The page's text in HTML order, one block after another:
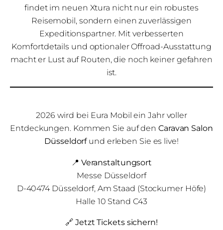
findet im neuen Xtura nicht nur ein robustes
Reisemobil, sondern einen zuverlässigen
Expeditionspartner. Mit verbesserten
Komfortdetails und optionaler Offroad-Ausstattung
macht er Lust auf Routen, die noch keiner gefahren
ist.
2026 wird bei Eura Mobil ein Jahr voller
Entdeckungen. Kommen Sie auf den Caravan Salon
Düsseldorfund erleben Sie es live!
📍 Veranstaltungsort
Messe Düsseldorf
D-40474 Düsseldorf, Am Staad (Stockumer Höfe)
Halle 10 Stand C43
🔗 Jetzt Tickets sichern!